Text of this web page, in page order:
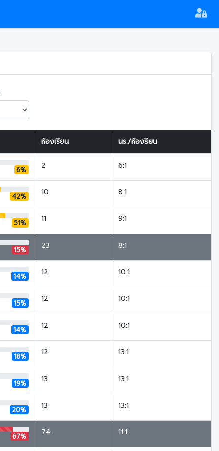
ห้องเรียน นร./ห้องรียน
6% 2 6:1
42% 10 8:1
51% 11 9:1
15% 23 8:1
14% 12 10:1
15% 12 10:1
14% 12 10:1
18% 12 13:1
19% 13 13:1
20% 13 13:1
67% 74 11:1